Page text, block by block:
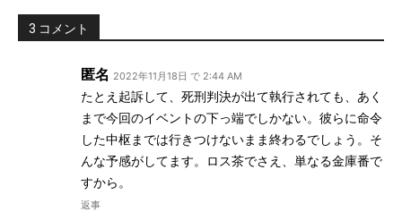
3 コメント
匿名 2022年11月18日 で 2:44 AM
たとえ起訴して、死刑判決が出て執行されても、あく
まで今回のイベントの下っ端でしかない。彼らに命令
した中枢までは行きつけないまま終わるでしょう。そ
んな予感がしてます。ロス茶でさえ、単なる金庫番で
すから。
返事